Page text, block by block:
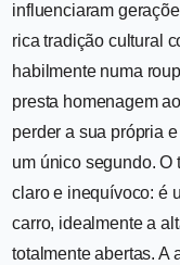
influenciaram
rica tradição cultural
habilmente numa
presta homenagem
perder a sua própria
um único segundo. O
claro e inequívoco: é
carro, idealmente a
totalmente abertas. A